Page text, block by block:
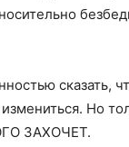
сказать,
Но
ЗАХОЧЕТ.